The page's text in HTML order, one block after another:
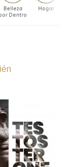
Belleza
Dentro
Hogar